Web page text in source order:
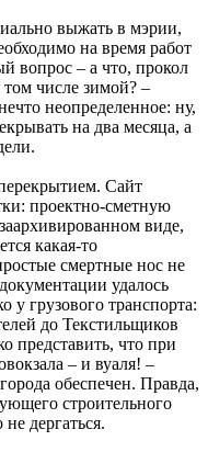
выжать в мэрии,
на время работ
вопрос – а что, прокол
том числе зимой? –
неопределенное: ну,
на два месяца, а
Сайт
проектно-сметную
виде,
какая-то
смертные нос не
удалось
у грузового транспорта:
до Текстильщиков
представить, что при
– и вуаля! –
обеспечен. Правда,
строительного
дергаться.